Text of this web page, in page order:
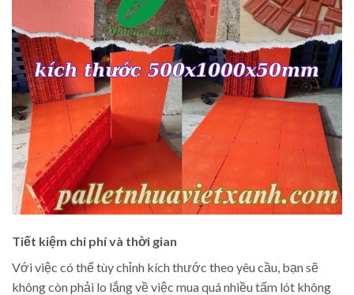
Tiết kiệm chi phí và thời gian
Với việc có thể tùy chỉnh kích thước theo yêu cầu, bạn sẽ
không còn phải lo lắng về việc mua quá nhiều tấm lót không